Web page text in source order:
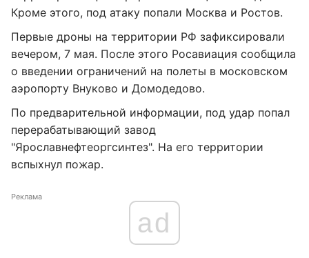
Кроме этого, под атаку попали Москва и Ростов.
Первые дроны на территории РФ зафиксировали
вечером, 7 мая. После этого Росавиация сообщила
о введении ограничений на полеты в московском
аэропорту Внуково и Домодедово.
По предварительной информации, под удар попал
перерабатывающий завод
"Ярославнефтеоргсинтез". На его территории
вспыхнул пожар.
Реклама
ad